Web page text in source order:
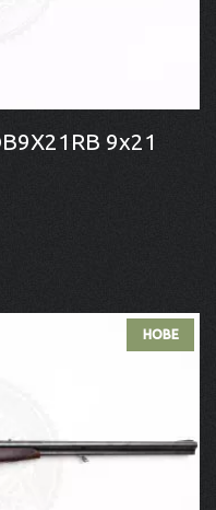
9x21
НОВЕ